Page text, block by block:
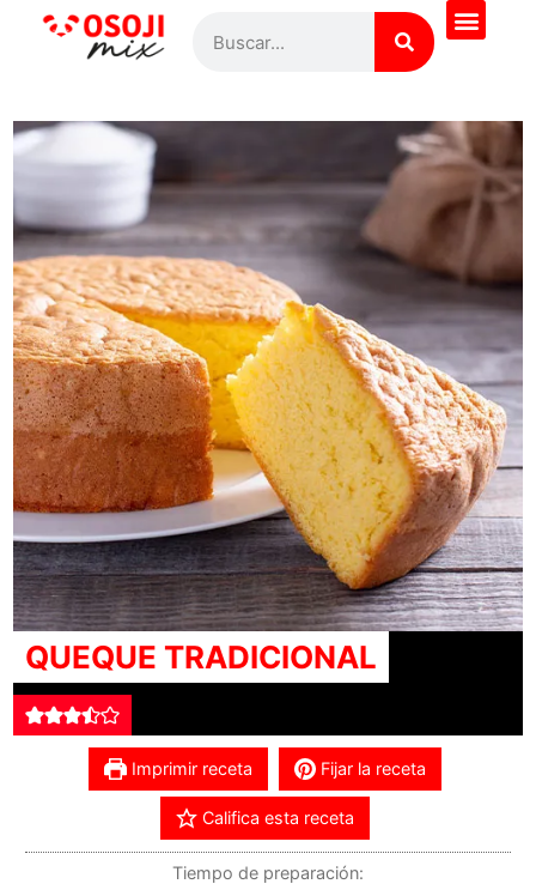
QUEQUE TRADICIONAL
Imprimir receta Fijar la receta
Califica esta receta
Tiempo de preparación: